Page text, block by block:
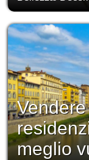
meglio